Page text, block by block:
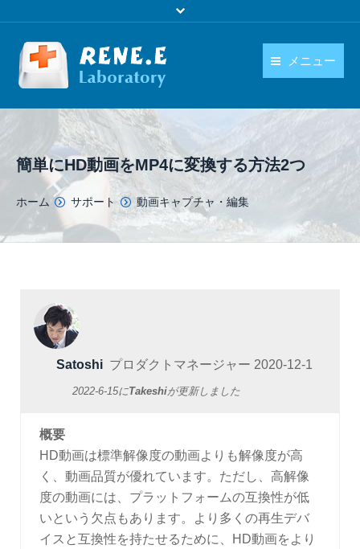
メニュー
ダウンロード
購入
操作ガイド
日本語
簡単にHD動画をMP4に変換する方法2つ
You are here:
ホーム サポート 動画キャプチャ・編集
Satoshi プロダクトマネージャー 2020-12-1
2022-6-15にTakeshiが更新しました
概要
HD動画は標準解像度の動画よりも解像度が高
く、動画品質が優れています。ただし、高解像
度の動画には、プラットフォームの互換性が低
いという欠点もあります。より多くの再生デバ
イスと互換性を持たせるために、HD動画をより